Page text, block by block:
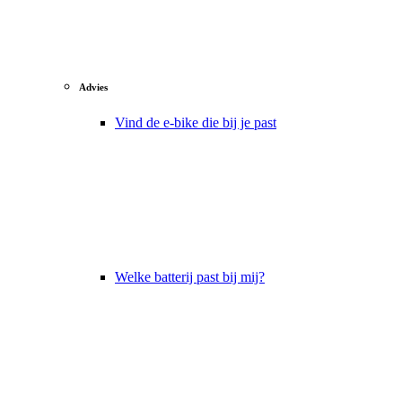
Advies
Vind de e-bike die bij je past
Welke batterij past bij mij?